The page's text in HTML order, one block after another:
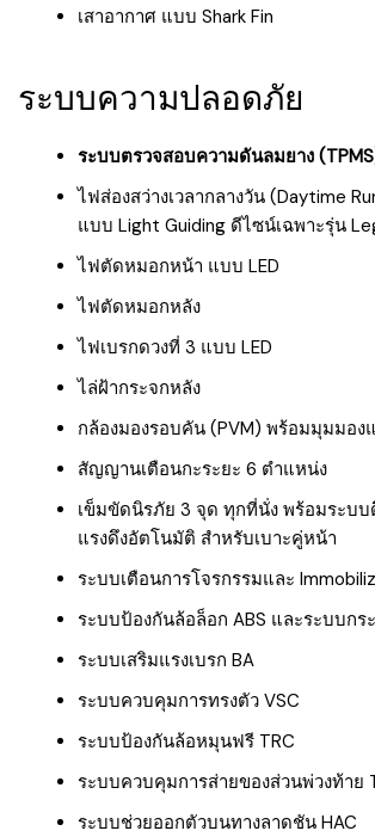
เสาอากาศ แบบ Shark Fin
ระบบความปลอดภัย
ระบบตรวจสอบความดันลมยาง
ไฟส่องสว่างเวลากลางวัน (Daytime
แบบ Light Guiding ดีไซน์เฉพาะรุ่น
ไฟตัดหมอกหน้า แบบ LED
ไฟตัดหมอกหลัง
ไฟเบรกดวงที่ 3 แบบ LED
ไล่ฝ้ากระจกหลัง
กล้องมองรอบคัน (PVM) พร้อมมุมมอง
สัญญานเตือนกะระยะ 6 ตำแหน่ง
เข็มขัดนิรภัย 3 จุด ทุกที่นั่ง พร้อมระบ
แรงดึงอัตโนมัติ สำหรับเบาะคู่หน้า
ระบบเตือนการโจรกรรมและ
ระบบป้องกันล้อล็อก ABS และระบบกระ
ระบบเสริมแรงเบรก BA
ระบบควบคุมการทรงตัว VSC
ระบบป้องกันล้อหมุนฟรี TRC
ระบบควบคุมการส่ายของส่วนพ่วงท้าย
ระบบช่วยออกตัวบนทางลาดชัน HAC